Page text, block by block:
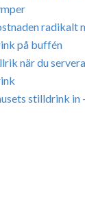
radikalt
på buffén
när du
stilldrink in